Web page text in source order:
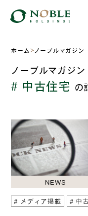
ホーム ノーブルマガジン
ノーブルマガジン
# 中古住宅 の
NEWS
メディア掲載 中